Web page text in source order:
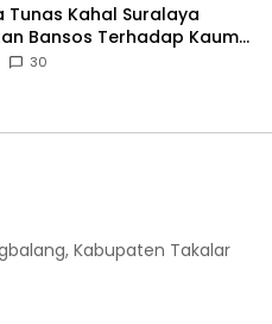
Tunas Kahal Suralaya
Bansos Terhadap Kaum
Yatim-Piatu
30
Kabupaten Takalar